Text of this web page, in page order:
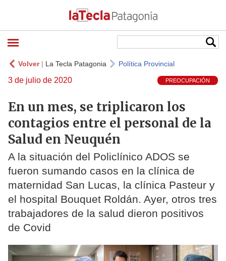
Volver| La Tecla Patagonia Política Provincial
3 de julio de 2020 PREOCUPACIÓN
En un mes, se triplicaron los
contagios entre el personal de la
Salud en Neuquén
A la situación del Policlínico ADOS se
fueron sumando casos en la clínica de
maternidad San Lucas, la clínica Pasteur y
el hospital Bouquet Roldán. Ayer, otros tres
trabajadores de la salud dieron positivos
de Covid